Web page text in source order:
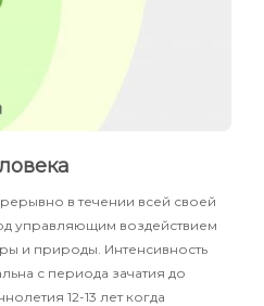
в течении всей своей
управляющим воздействием
и природы. Интенсивность
с периода зачатия до
12-13 лет когда